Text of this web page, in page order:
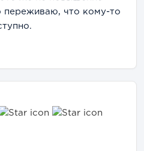
переживаю, что кому-то